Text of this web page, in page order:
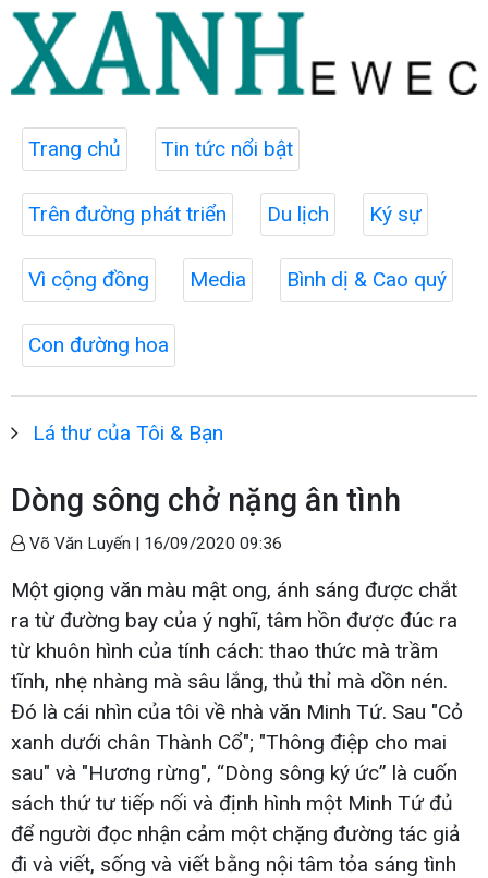
Trang chủ Tin tức nổi bật
Trên đường phát triển Du lịch Ký sự
Vì cộng đồng Media Bình dị & Cao quý
Con đường hoa
Lá thư của Tôi & Bạn
Dòng sông chở nặng ân tình
Võ Văn Luyến | 16/09/2020 09:36
Một giọng văn màu mật ong, ánh sáng được chắt
ra từ đường bay của ý nghĩ, tâm hồn được đúc ra
từ khuôn hình của tính cách: thao thức mà trầm
tĩnh, nhẹ nhàng mà sâu lắng, thủ thỉ mà dồn nén.
Đó là cái nhìn của tôi về nhà văn Minh Tứ. Sau "Cỏ
xanh dưới chân Thành Cổ"; "Thông điệp cho mai
sau" và "Hương rừng", “Dòng sông ký ức” là cuốn
sách thứ tư tiếp nối và định hình một Minh Tứ đủ
để người đọc nhận cảm một chặng đường tác giả
đi và viết, sống và viết bằng nội tâm tỏa sáng tình